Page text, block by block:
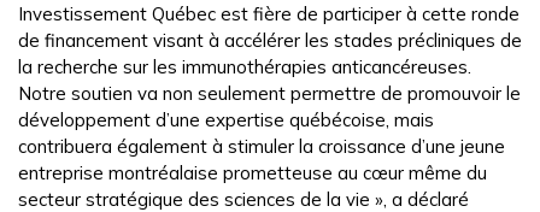
Investissement Québec est fière de participer à cette ronde
de financement visant à accélérer les stades précliniques de
la recherche sur les immunothérapies anticancéreuses.
Notre soutien va non seulement permettre de promouvoir le
développement d’une expertise québécoise, mais
contribuera également à stimuler la croissance d’une jeune
entreprise montréalaise prometteuse au cœur même du
secteur stratégique des sciences de la vie », a déclaré